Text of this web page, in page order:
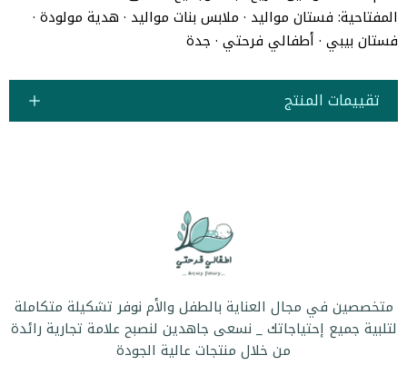
المفتاحية: فستان مواليد · ملابس بنات مواليد · هدية مولودة ·
فستان بيبي · أطفالي فرحتي · جدة
تقييمات المنتج
متخصصين في مجال العناية بالطفل والأم نوفر تشكيلة متكاملة
لتلبية جميع إحتياجاتك _ نسعى جاهدين لنصبح علامة تجارية رائدة
من خلال منتجات عالية الجودة